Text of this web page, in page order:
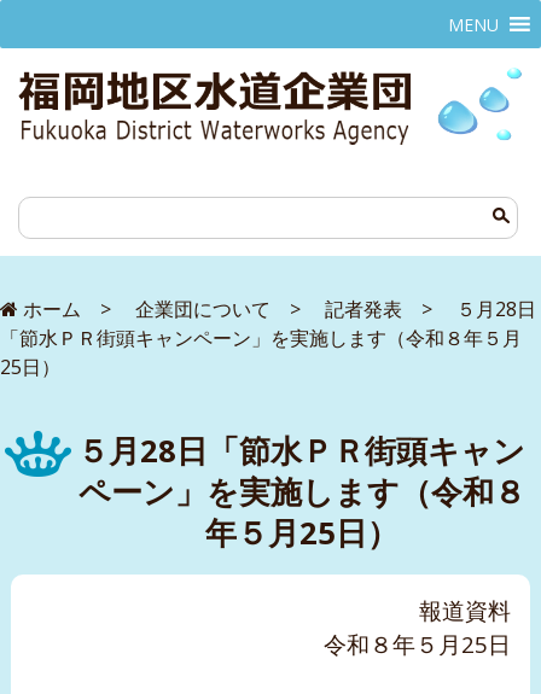
MENU
ホーム > 企業団について > 記者発表 >
５月28日
「節水ＰＲ街頭キャンペーン」を実施します（令和８年５月
25日）
５月28日「節水ＰＲ街頭キャン
ペーン」を実施します（令和８
年５月25日）
報道資料
令和８年５月25日